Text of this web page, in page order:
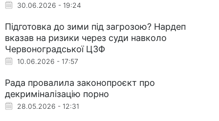
30.06.2026 - 19:24
Підготовка до зими під загрозою? Нардеп
вказав на ризики через суди навколо
Червоноградської ЦЗФ
10.06.2026 - 17:57
Рада провалила законопроєкт про
декриміналізацію порно
28.05.2026 - 12:31